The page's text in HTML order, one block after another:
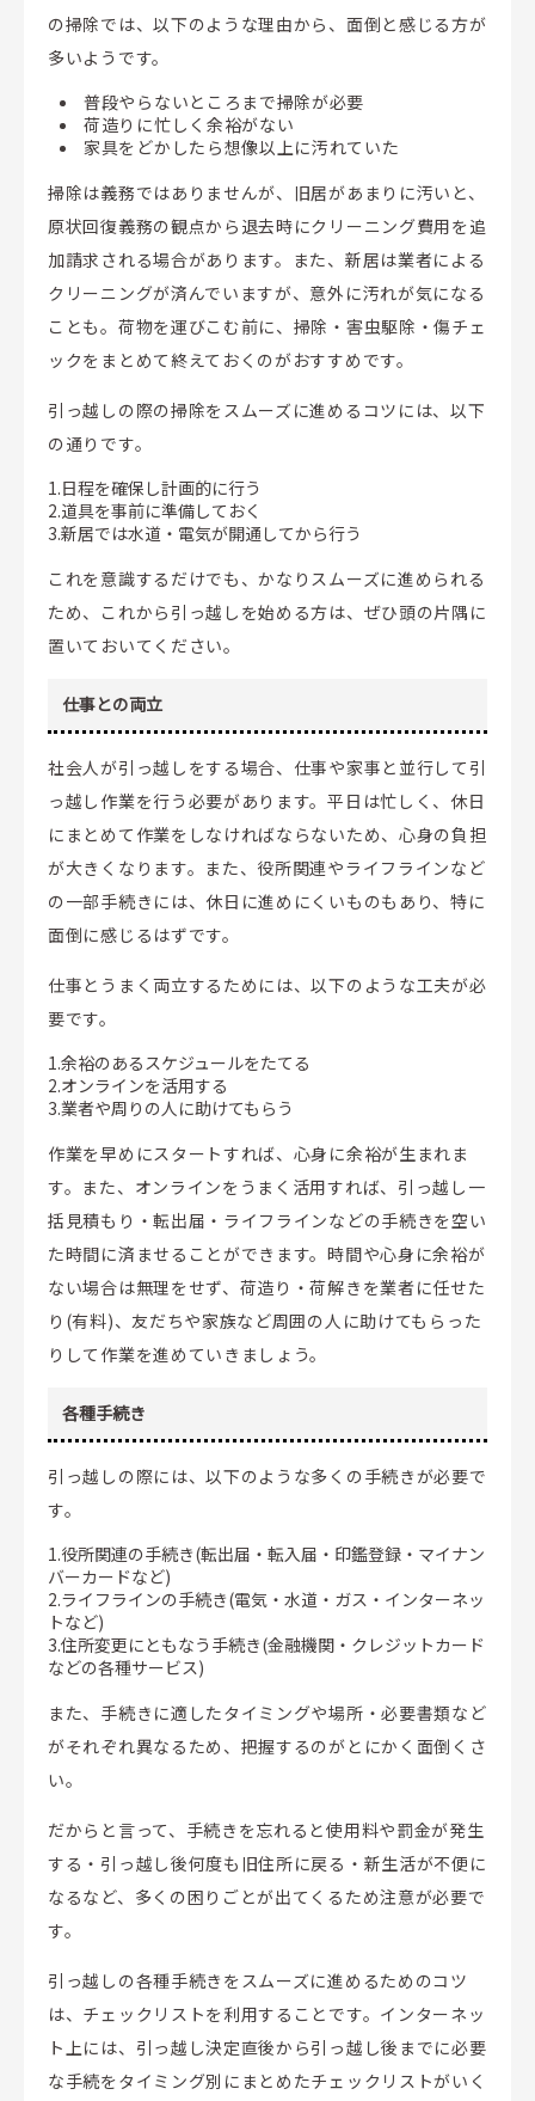
の掃除では、以下のような理由から、面倒と感じる方が
多いようです。
普段やらないところまで掃除が必要
荷造りに忙しく余裕がない
家具をどかしたら想像以上に汚れていた
掃除は義務ではありませんが、旧居があまりに汚いと、
原状回復義務の観点から退去時にクリーニング費用を追
加請求される場合があります。また、新居は業者による
クリーニングが済んでいますが、意外に汚れが気になる
ことも。荷物を運びこむ前に、掃除・害虫駆除・傷チェ
ックをまとめて終えておくのがおすすめです。
引っ越しの際の掃除をスムーズに進めるコツには、以下
の通りです。
1.日程を確保し計画的に行う
2.道具を事前に準備しておく
3.新居では水道・電気が開通してから行う
これを意識するだけでも、かなりスムーズに進められる
ため、これから引っ越しを始める方は、ぜひ頭の片隅に
置いておいてください。
仕事との両立
社会人が引っ越しをする場合、仕事や家事と並行して引
っ越し作業を行う必要があります。平日は忙しく、休日
にまとめて作業をしなければならないため、心身の負担
が大きくなります。また、役所関連やライフラインなど
の一部手続きには、休日に進めにくいものもあり、特に
面倒に感じるはずです。
仕事とうまく両立するためには、以下のような工夫が必
要です。
1.余裕のあるスケジュールをたてる
2.オンラインを活用する
3.業者や周りの人に助けてもらう
作業を早めにスタートすれば、心身に余裕が生まれま
す。また、オンラインをうまく活用すれば、引っ越し一
括見積もり・転出届・ライフラインなどの手続きを空い
た時間に済ませることができます。時間や心身に余裕が
ない場合は無理をせず、荷造り・荷解きを業者に任せた
り(有料)、友だちや家族など周囲の人に助けてもらった
りして作業を進めていきましょう。
各種手続き
引っ越しの際には、以下のような多くの手続きが必要で
す。
1.役所関連の手続き(転出届・転入届・印鑑登録・マイナン
バーカードなど)
2.ライフラインの手続き(電気・水道・ガス・インターネッ
トなど)
3.住所変更にともなう手続き(金融機関・クレジットカード
などの各種サービス)
また、手続きに適したタイミングや場所・必要書類など
がそれぞれ異なるため、把握するのがとにかく面倒くさ
い。
だからと言って、手続きを忘れると使用料や罰金が発生
する・引っ越し後何度も旧住所に戻る・新生活が不便に
なるなど、多くの困りごとが出てくるため注意が必要で
す。
引っ越しの各種手続きをスムーズに進めるためのコツ
は、チェックリストを利用することです。インターネッ
ト上には、引っ越し決定直後から引っ越し後までに必要
な手続をタイミング別にまとめたチェックリストがいく